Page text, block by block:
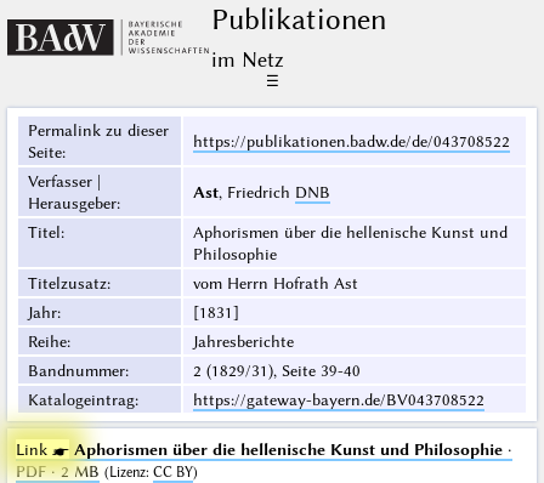
Publikationen
im Netz
☰
Permalink zu dieser
Seite:
https://publikationen.badw.de/de/043708522
Verfasser |
Herausgeber:
Ast, Friedrich DNB
Titel:
Aphorismen über die hellenische Kunst und
Philosophie
Titelzusatz:
vom Herrn Hofrath Ast
Jahr:
[1831]
Reihe:
Jahresberichte
Bandnummer:
2 (1829/31), Seite 39-40
Katalogeintrag: https://gateway-bayern.de/BV043708522
Link ☛ Aphorismen über die hellenische Kunst und Philosophie·
PDF · 2 MB (Lizenz: CC BY)